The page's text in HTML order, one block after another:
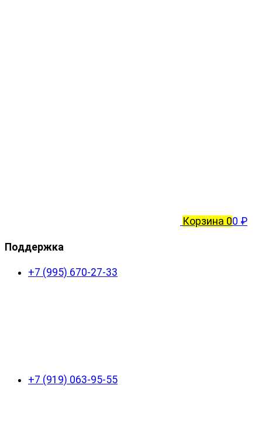
Корзина 00 ₽
Поддержка
+7 (995) 670-27-33
+7 (919) 063-95-55